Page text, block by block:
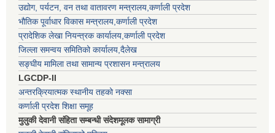
उद्योग, पर्यटन, वन तथा वातावरण मन्त्रालय,कर्णाली प्रदेश
भौतिक पूर्वाधार विकास मन्त्रालय,कर्णाली प्रदेश
प्रादेशिक लेखा नियन्त्रक कार्यालय,कर्णाली प्रदेश
जिल्ला समन्वय समितिको कार्यालय,दैलेख
सङ्घीय मामिला तथा सामान्य प्रशासन मन्त्रालय
LGCDP-II
अन्तरक्रियात्मक स्थानीय तहको नक्सा
कर्णाली प्रदेश शिक्षा समूह
मुलुकी देवानी संहिता सम्बन्धी संदेशमूलक सामाग्री